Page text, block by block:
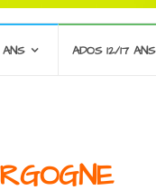
ADOS 12/17 ANS